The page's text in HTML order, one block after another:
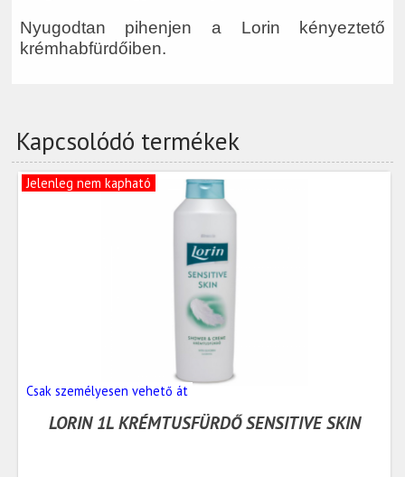
Nyugodtan pihenjen a Lorin kényeztető
krémhabfürdőiben.
Kapcsolódó termékek
Jelenleg nem kapható
Csak személyesen vehető át
LORIN 1L KRÉMTUSFÜRDŐ SENSITIVE SKIN